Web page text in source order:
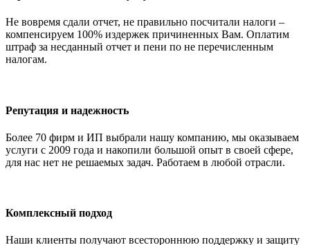
Не вовремя сдали отчет, не правильно посчитали налоги –
компенсируем 100% издержек причиненных Вам. Оплатим
штраф за несданный отчет и пени по не перечисленным
налогам.
Репутация и надежность
Более 70 фирм и ИП выбрали нашу компанию, мы оказываем
услуги с 2009 года и накопили большой опыт в своей сфере,
для нас нет не решаемых задач. Работаем в любой отрасли.
Комплексный подход
Наши клиенты получают всестороннюю поддержку и защиту